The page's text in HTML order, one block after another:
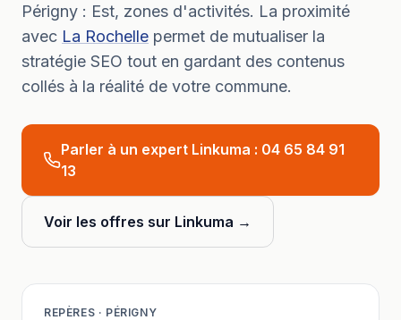
Périgny : Est, zones d'activités. La proximité
avec La Rochelle permet de mutualiser la
stratégie SEO tout en gardant des contenus
collés à la réalité de votre commune.
Parler à un expert Linkuma : 04 65 84 91
13
Voir les offres sur Linkuma →
REPÈRES · PÉRIGNY